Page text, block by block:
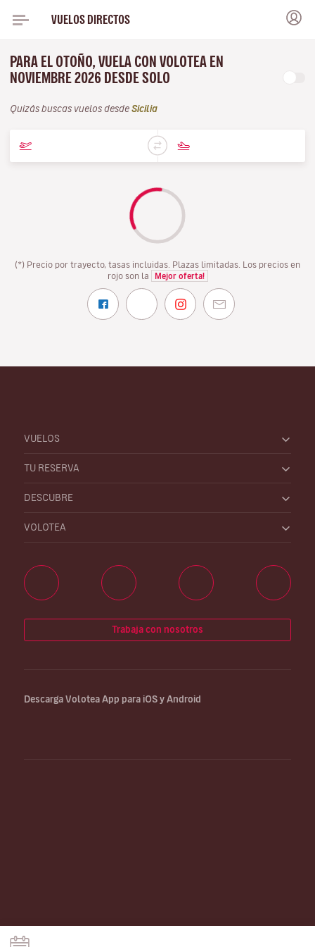
VUELOS DIRECTOS
PARA EL OTOÑO, VUELA CON VOLOTEA EN
NOVIEMBRE 2026 DESDE SOLO
Quizás buscas vuelos desde Sicilia
(*) Precio por trayecto, tasas incluidas. Plazas limitadas. Los precios en
rojo son la
Mejor oferta!
VUELOS
TU RESERVA
DESCUBRE
VOLOTEA
Trabaja con nosotros
Descarga Volotea App para iOS y Android